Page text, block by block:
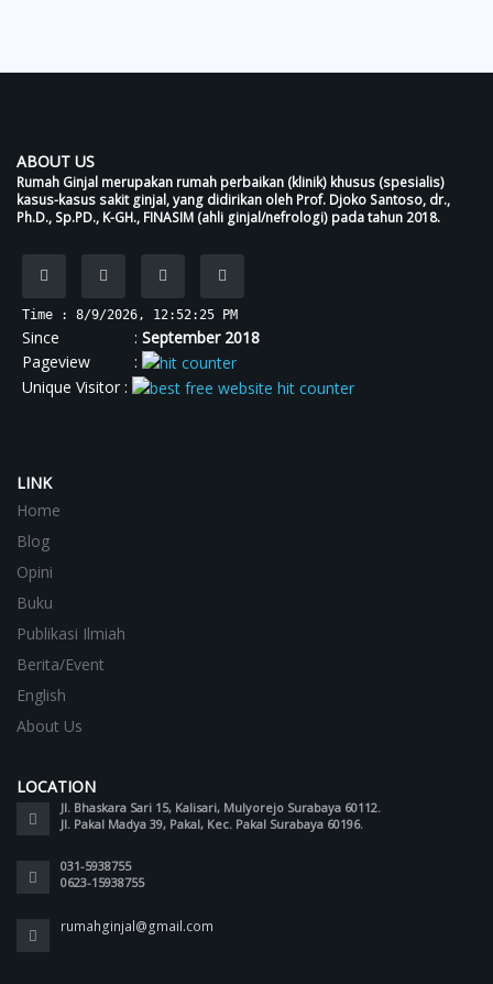
ABOUT US
Rumah Ginjal merupakan rumah perbaikan (klinik) khusus (spesialis)
kasus-kasus sakit ginjal, yang didirikan oleh Prof. Djoko Santoso, dr.,
Ph.D., Sp.PD., K-GH., FINASIM (ahli ginjal/nefrologi) pada tahun 2018.
Time : 8/9/2026, 12:52:25 PM
Since : September 2018
Pageview :
Unique Visitor :
LINK
Home
Blog
Opini
Buku
Publikasi Ilmiah
Berita/Event
English
About Us
LOCATION
Jl. Bhaskara Sari 15, Kalisari, Mulyorejo Surabaya 60112.
Jl. Pakal Madya 39, Pakal, Kec. Pakal Surabaya 60196.
031-5938755
0623-15938755
rumahginjal@gmail.com